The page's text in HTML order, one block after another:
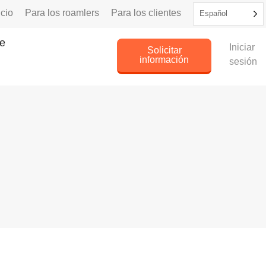
Para los roamlers Para los clientes Español
Solicitar
información
Iniciar
sesión